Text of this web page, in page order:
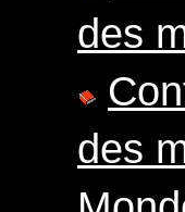
des
des